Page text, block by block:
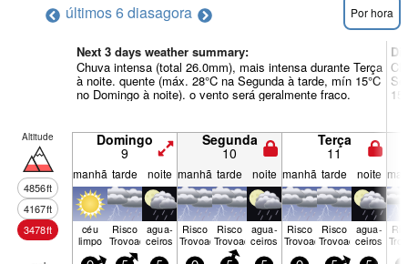
últimos 6 diasagora Por hora
Next 3 days weather summary:
Chuva intensa (total 26.0mm), mais intensa durante Terça
à noite. quente (máx. 28°C na Segunda à tarde, mín 15°C
no Domingo à noite). o vento será geralmente fraco.
Altitude
4856ft
4167ft
3478ft
Domingo
9
Segunda
10
Terça
11
manhã tarde noite manhã tarde noite manhã tarde noite
céu
limpo
Risco
Trovoada
agua­
ceiros
Risco
Trovoada
Risco
Trovoada
agua­
ceiros
Risco
Trovoada
Risco
Trovoada
agua­
ceiros